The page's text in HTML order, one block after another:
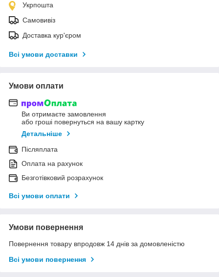
Укрпошта
Самовивіз
Доставка кур'єром
Всі умови доставки
Умови оплати
Ви отримаєте замовлення
або гроші повернуться на вашу картку
Детальніше
Післяплата
Оплата на рахунок
Безготівковий розрахунок
Всі умови оплати
Умови повернення
Повернення товару впродовж 14 днів за домовленістю
Всі умови повернення